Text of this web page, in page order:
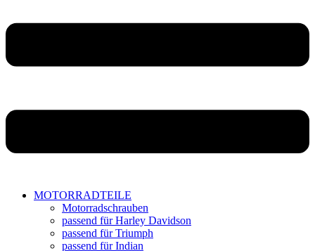
MOTORRADTEILE
Motorradschrauben
passend für Harley Davidson
passend für Triumph
passend für Indian